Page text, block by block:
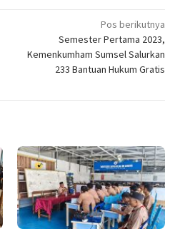
Pos berikutnya
Semester Pertama 2023,
Kemenkumham Sumsel Salurkan
233 Bantuan Hukum Gratis